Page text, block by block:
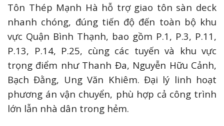
Tôn Thép Mạnh Hà hỗ trợ giao tôn sàn deck
nhanh chóng, đúng tiến độ đến toàn bộ khu
vực Quận Bình Thạnh, bao gồm P.1, P.3, P.11,
P.13, P.14, P.25, cùng các tuyến và khu vực
trọng điểm như Thanh Đa, Nguyễn Hữu Cảnh,
Bạch Đằng, Ung Văn Khiêm. Đại lý linh hoạt
phương án vận chuyển, phù hợp cả công trình
lớn lẫn nhà dân trong hẻm.